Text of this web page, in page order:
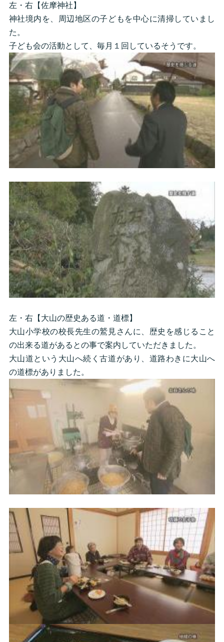
左・右【佐摩神社】
神社境内を、周辺地区の子どもを中心に清掃していまし
た。
子ども会の活動として、毎月１回しているそうです。
左・右【大山の歴史ある道・道標】
大山小学校の校長先生の鷲見さんに、歴史を感じること
の出来る道があるとの事で案内していただきました。
大山道という大山へ続く古道があり、道路わきに大山へ
の道標がありました。